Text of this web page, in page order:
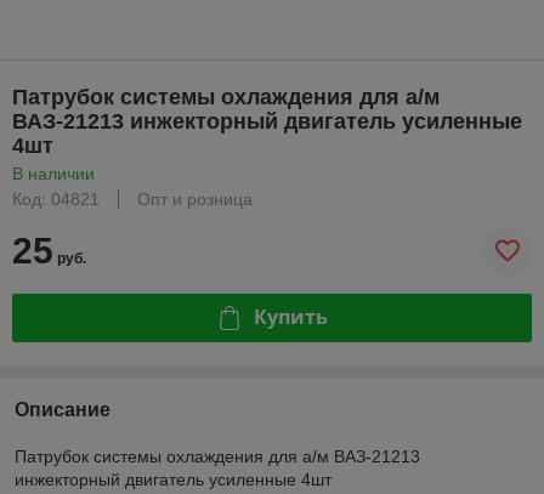
Патрубок системы охлаждения для а/м
ВАЗ-21213 инжекторный двигатель усиленные
4шт
В наличии
Код: 04821
Опт и розница
25 руб.
Купить
Описание
Патрубок системы охлаждения для а/м ВАЗ-21213
инжекторный двигатель усиленные 4шт